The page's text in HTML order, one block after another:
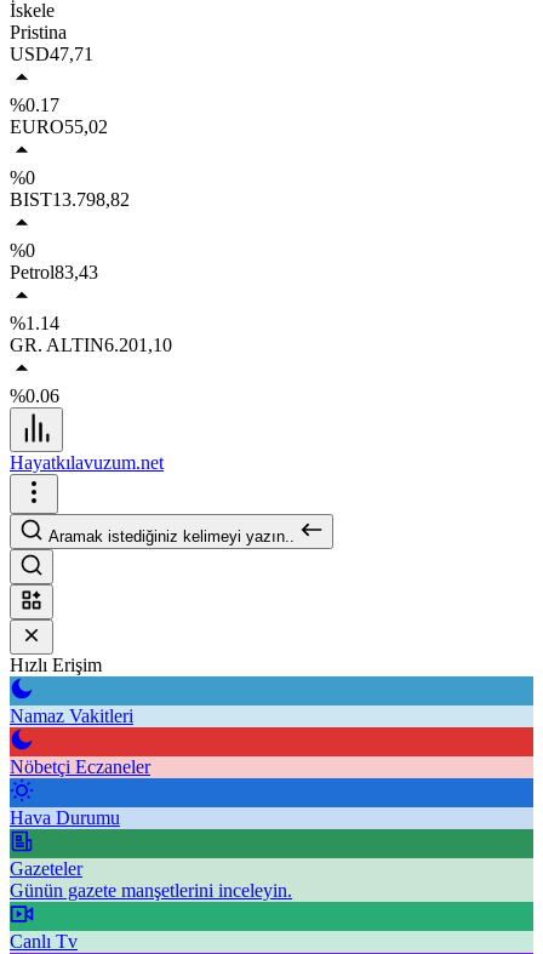
İskele
Pristina
USD47,71
%0.17
EURO55,02
%0
BIST13.798,82
%0
Petrol83,43
%1.14
GR. ALTIN6.201,10
%0.06
Hayatkılavuzum.net
Aramak istediğiniz kelimeyi yazın..
Hızlı Erişim
Namaz Vakitleri
Nöbetçi Eczaneler
Hava Durumu
Gazeteler
Günün gazete manşetlerini inceleyin.
Canlı Tv